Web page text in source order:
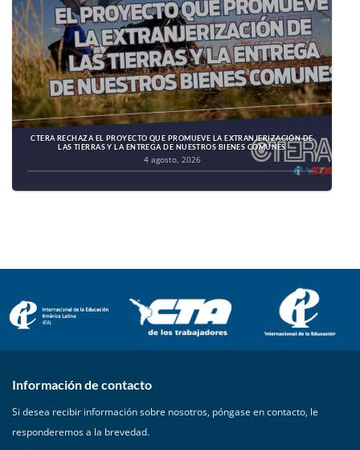
CTERA RECHAZA EL PROYECTO QUE PROMUEVE LA EXTRANJERIZACIÓN DE
LAS TIERRAS Y LA ENTREGA DE NUESTROS BIENES COMUNES
4 agosto, 2026
Información de contacto
Si desea recibir información sobre nosotros, póngase en contacto, le
responderemos a la brevedad.